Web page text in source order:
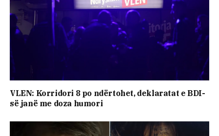
VLEN: Korridori 8 po ndërtohet, deklaratat e BDI-
së janë me doza ​humori